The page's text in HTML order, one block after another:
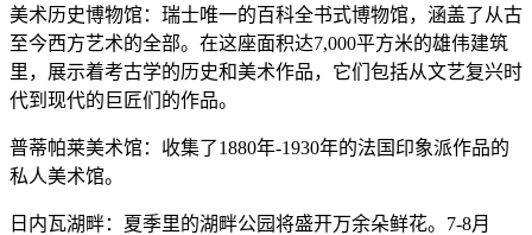
美术历史博物馆：瑞士唯一的百科全书式博物馆，涵盖了从古
至今西方艺术的全部。在这座面积达7,000平方米的雄伟建筑
里，展示着考古学的历史和美术作品，它们包括从文艺复兴时
代到现代的巨匠们的作品。
普蒂帕莱美术馆：收集了1880年-1930年的法国印象派作品的
私人美术馆。
日内瓦湖畔：夏季里的湖畔公园将盛开万余朵鲜花。7-8月